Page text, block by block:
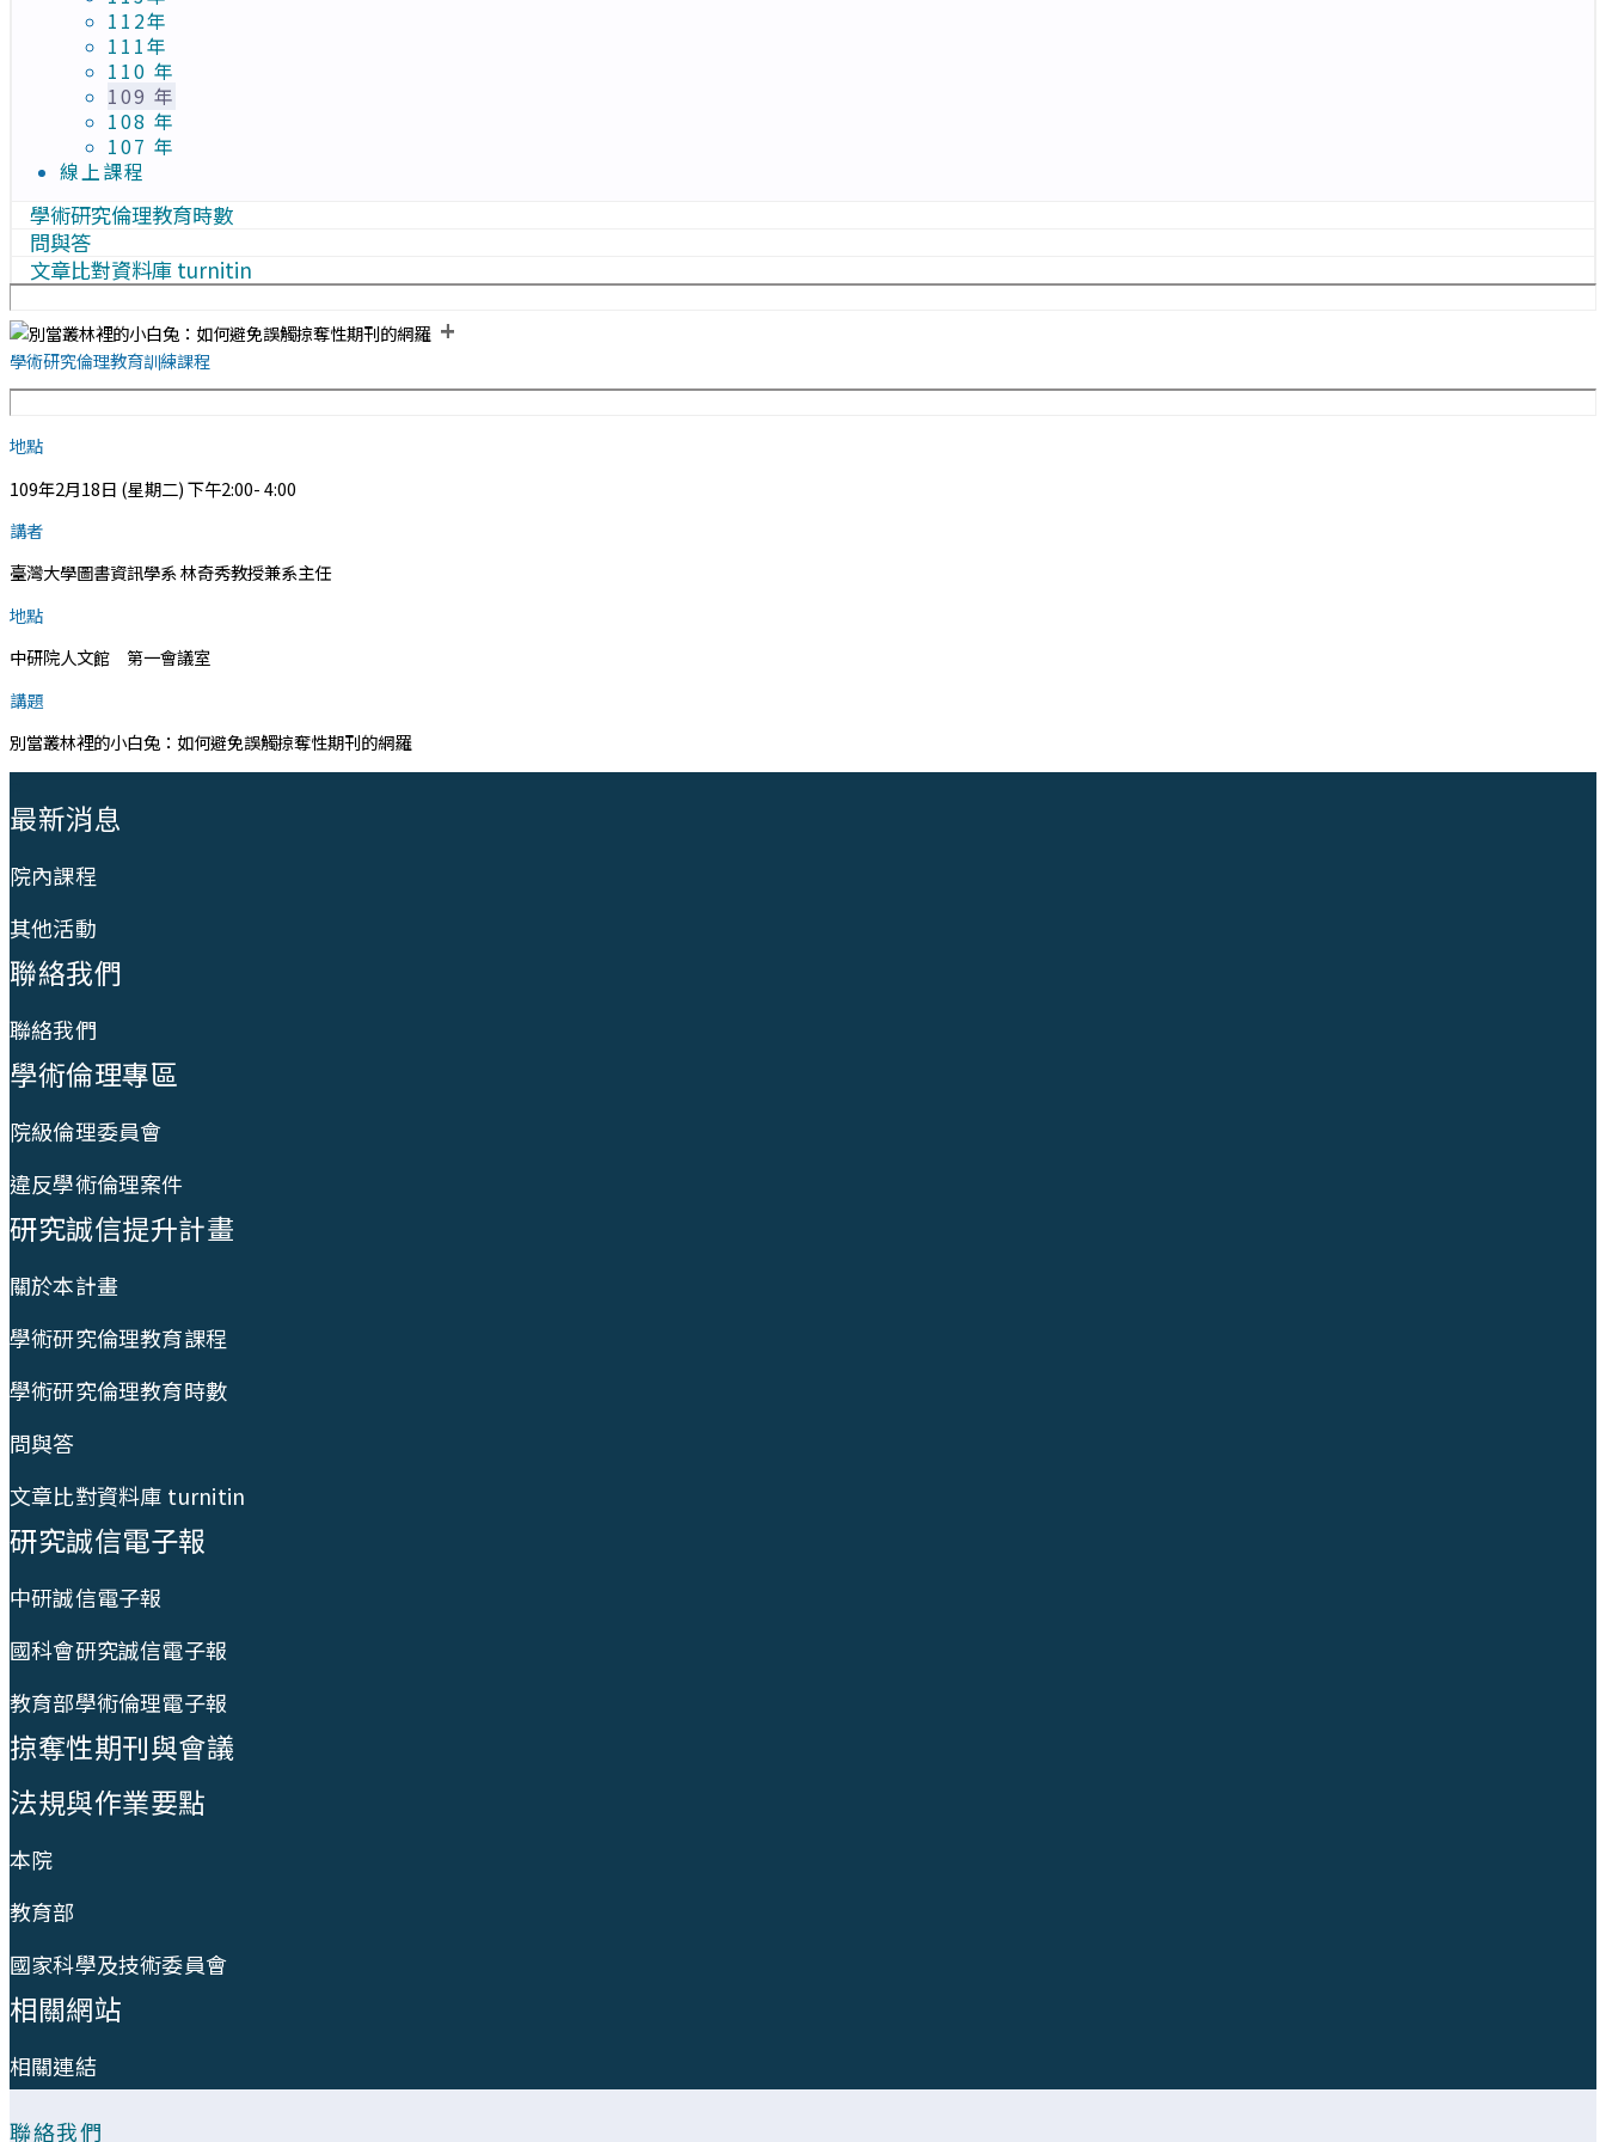
112年
111年
110 年
109 年
108 年
107 年
線上課程
學術研究倫理教育時數
問與答
文章比對資料庫 turnitin
+
學術研究倫理教育訓練課程
地點
109年2月18日 (星期二) 下午2:00- 4:00
講者
臺灣大學圖書資訊學系 林奇秀教授兼系主任
地點
中研院人文館 第一會議室
講題
別當叢林裡的小白兔：如何避免誤觸掠奪性期刊的網羅
最新消息
院內課程
其他活動
聯絡我們
聯絡我們
學術倫理專區
院級倫理委員會
違反學術倫理案件
研究誠信提升計畫
關於本計畫
學術研究倫理教育課程
學術研究倫理教育時數
問與答
文章比對資料庫 turnitin
研究誠信電子報
中研誠信電子報
國科會研究誠信電子報
教育部學術倫理電子報
掠奪性期刊與會議
法規與作業要點
本院
教育部
國家科學及技術委員會
相關網站
相關連結
聯絡我們